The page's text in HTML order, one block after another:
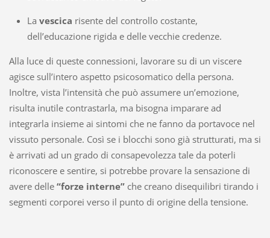
La vescica risente del controllo costante,
dell’educazione rigida e delle vecchie credenze.
Alla luce di queste connessioni, lavorare su di un viscere
agisce sull’intero aspetto psicosomatico della persona.
Inoltre, vista l’intensità che può assumere un’emozione,
risulta inutile contrastarla, ma bisogna imparare ad
integrarla insieme ai sintomi che ne fanno da portavoce nel
vissuto personale. Così se i blocchi sono già strutturati, ma si
è arrivati ad un grado di consapevolezza tale da poterli
riconoscere e sentire, si potrebbe provare la sensazione di
avere delle “forze interne”che creano disequilibri tirando i
segmenti corporei verso il punto di origine della tensione.